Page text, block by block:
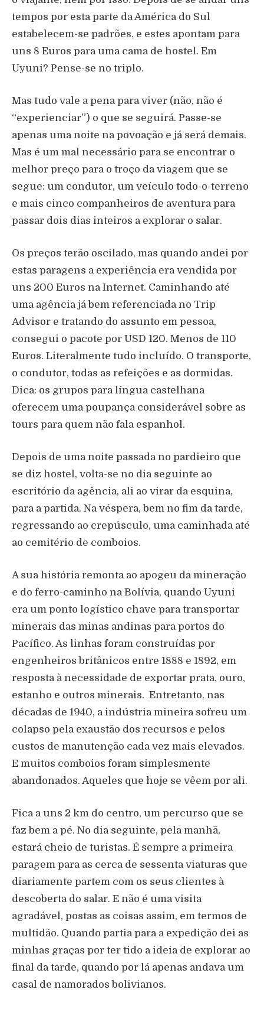
tempos por esta parte da América do Sul
estabelecem-se padrões, e estes apontam para
uns 8 Euros para uma cama de hostel. Em
Uyuni? Pense-se no triplo.
Mas tudo vale a pena para viver (não, não é
“experienciar”) o que se seguirá. Passe-se
apenas uma noite na povoação e já será demais.
Mas é um mal necessário para se encontrar o
melhor preço para o troço da viagem que se
segue: um condutor, um veículo todo-o-terreno
e mais cinco companheiros de aventura para
passar dois dias inteiros a explorar o salar.
Os preços terão oscilado, mas quando andei por
estas paragens a experiência era vendida por
uns 200 Euros na Internet. Caminhando até
uma agência já bem referenciada no Trip
Advisor e tratando do assunto em pessoa,
consegui o pacote por USD 120. Menos de 110
Euros. Literalmente tudo incluído. O transporte,
o condutor, todas as refeições e as dormidas.
Dica: os grupos para língua castelhana
oferecem uma poupança considerável sobre as
tours para quem não fala espanhol.
Depois de uma noite passada no pardieiro que
se diz hostel, volta-se no dia seguinte ao
escritório da agência, ali ao virar da esquina,
para a partida. Na véspera, bem no fim da tarde,
regressando ao crepúsculo, uma caminhada até
ao cemitério de comboios.
A sua história remonta ao apogeu da mineração
e do ferro-caminho na Bolívia, quando Uyuni
era um ponto logístico chave para transportar
minerais das minas andinas para portos do
Pacífico. As linhas foram construídas por
engenheiros britânicos entre 1888 e 1892, em
resposta à necessidade de exportar prata, ouro,
estanho e outros minerais. Entretanto, nas
décadas de 1940, a indústria mineira sofreu um
colapso pela exaustão dos recursos e pelos
custos de manutenção cada vez mais elevados.
E muitos comboios foram simplesmente
abandonados. Aqueles que hoje se vêem por ali.
Fica a uns 2 km do centro, um percurso que se
faz bem a pé. No dia seguinte, pela manhã,
estará cheio de turistas. É sempre a primeira
paragem para as cerca de sessenta viaturas que
diariamente partem com os seus clientes à
descoberta do salar. E não é uma visita
agradável, postas as coisas assim, em termos de
multidão. Quando partia para a expedição dei as
minhas graças por ter tido a ideia de explorar ao
final da tarde, quando por lá apenas andava um
casal de namorados bolivianos.